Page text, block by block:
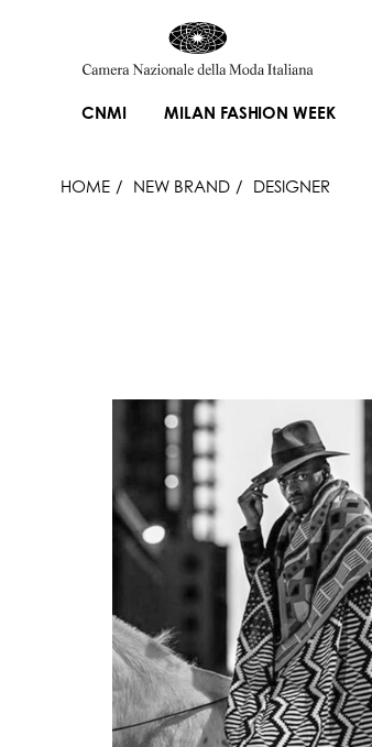
CNMI MILAN FASHION WEEK
HOME NEW BRAND DESIGNER